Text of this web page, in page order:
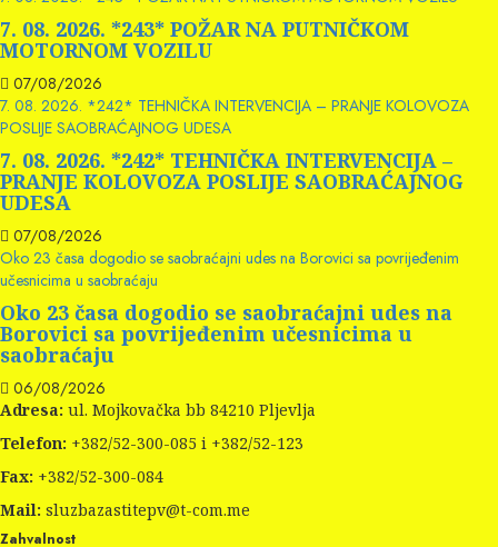
7. 08. 2026. *243* POŽAR NA PUTNIČKOM
MOTORNOM VOZILU
07/08/2026
7. 08. 2026. *242* TEHNIČKA INTERVENCIJA – PRANJE KOLOVOZA
POSLIJE SAOBRAĆAJNOG UDESA
7. 08. 2026. *242* TEHNIČKA INTERVENCIJA –
PRANJE KOLOVOZA POSLIJE SAOBRAĆAJNOG
UDESA
07/08/2026
Oko 23 časa dogodio se saobraćajni udes na Borovici sa povrijeđenim
učesnicima u saobraćaju
Oko 23 časa dogodio se saobraćajni udes na
Borovici sa povrijeđenim učesnicima u
saobraćaju
06/08/2026
Adresa: ul. Mojkovačka bb 84210 Pljevlja
Telefon: +382/52-300-085 i +382/52-123
Fax: +382/52-300-084
Mail: sluzbazastitepv@t-com.me
Zahvalnost